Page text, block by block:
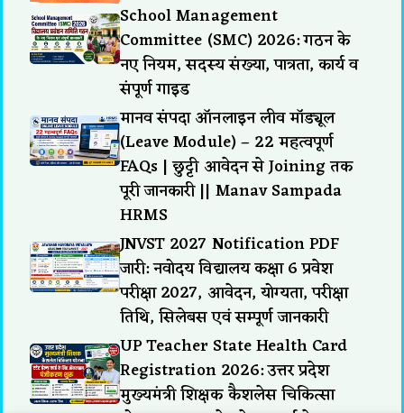
School Management
Committee (SMC) 2026: गठन के
नए नियम, सदस्य संख्या, पात्रता, कार्य व
संपूर्ण गाइड
मानव संपदा ऑनलाइन लीव मॉड्यूल
(Leave Module) – 22 महत्वपूर्ण
FAQs | छुट्टी आवेदन से Joining तक
पूरी जानकारी || Manav Sampada
HRMS
JNVST 2027 Notification PDF
जारी: नवोदय विद्यालय कक्षा 6 प्रवेश
परीक्षा 2027, आवेदन, योग्यता, परीक्षा
तिथि, सिलेबस एवं सम्पूर्ण जानकारी
UP Teacher State Health Card
Registration 2026: उत्तर प्रदेश
मुख्यमंत्री शिक्षक कैशलेस चिकित्सा